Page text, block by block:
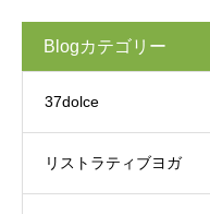
Blogカテゴリー
37dolce
リストラティブヨガ